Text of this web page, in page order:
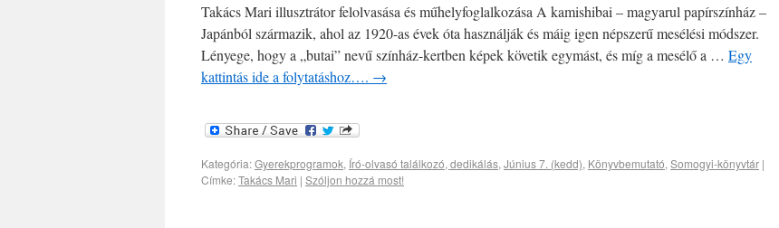
Takács Mari illusztrátor felolvasása és műhelyfoglalkozása A kamishibai – magyarul papírszínház –
Japánból származik, ahol az 1920-as évek óta használják és máig igen népszerű mesélési módszer.
Lényege, hogy a „butai” nevű színház-kertben képek követik egymást, és míg a mesélő a … Egy
kattintás ide a folytatáshoz…. →
Kategória:Gyerekprogramok, Író-olvasó találkozó, dedikálás, Június 7. (kedd), Könyvbemutató, Somogyi-könyvtár |
Címke:Takács Mari | Szóljon hozzá most!